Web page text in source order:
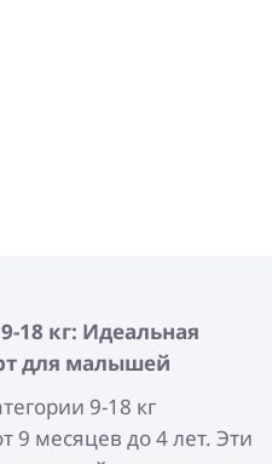
18 кг: Идеальная
для малышей
9-18 кг
9 месяцев до 4 лет. Эти